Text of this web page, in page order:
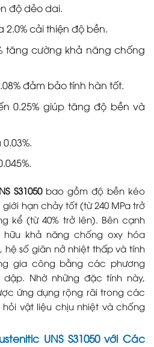
độ dẻo dai.
2.0% cải thiện độ bền.
tăng cường khả năng chống
đảm bảo tính hàn tốt.
0.25% giúp tăng độ bền và
S31050bao gồm độ bền kéo
hạn chảy tốt (từ 240 MPa trở
kể (từ 40% trở lên). Bên cạnh
khả năng chống oxy hóa
số giãn nở nhiệt thấp và tính
gia công bằng các phương
Nhờ những đặc tính này,
ứng dụng rộng rãi trong các
vật liệu chịu nhiệt và chống
UNS S31050 với Các